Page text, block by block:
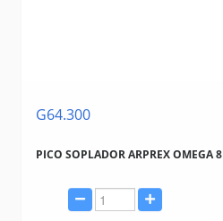
G64.300
PICO SOPLADOR ARPREX OMEGA 8